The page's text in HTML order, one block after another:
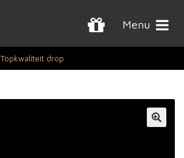
Menu
Topkwaliteit drop